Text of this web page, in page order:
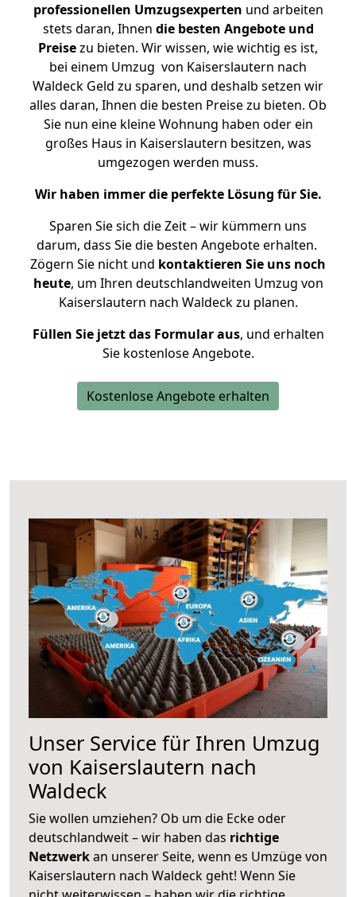
professionellen Umzugsexperten und arbeiten
stets daran, Ihnen die besten Angebote und
Preisezu bieten. Wir wissen, wie wichtig es ist,
bei einem Umzug von Kaiserslautern nach
Waldeck Geld zu sparen, und deshalb setzen wir
alles daran, Ihnen die besten Preise zu bieten. Ob
Sie nun eine kleine Wohnung haben oder ein
großes Haus in Kaiserslautern besitzen, was
umgezogen werden muss.
Wir haben immer die perfekte Lösung für Sie.
Sparen Sie sich die Zeit – wir kümmern uns
darum, dass Sie die besten Angebote erhalten.
Zögern Sie nicht und kontaktieren Sie uns noch
heute, um Ihren deutschlandweiten Umzug von
Kaiserslautern nach Waldeck zu planen.
Füllen Sie jetzt das Formular aus, und erhalten
Sie kostenlose Angebote.
Kostenlose Angebote erhalten
Unser Service für Ihren Umzug
von Kaiserslautern nach
Waldeck
Sie wollen umziehen? Ob um die Ecke oder
deutschlandweit – wir haben das richtige
Netzwerkan unserer Seite, wenn es Umzüge von
Kaiserslautern nach Waldeck geht! Wenn Sie